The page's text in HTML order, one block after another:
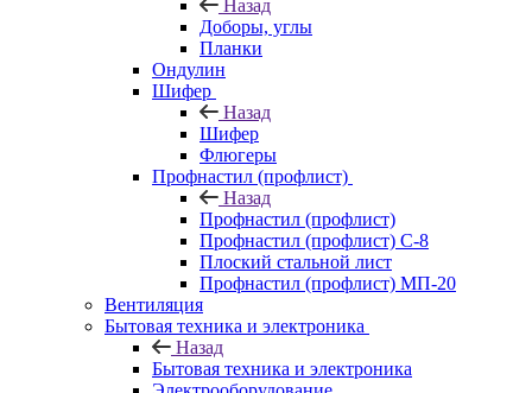
Назад
Доборы, углы
Планки
Ондулин
Шифер
Назад
Шифер
Флюгеры
Профнастил (профлист)
Назад
Профнастил (профлист)
Профнастил (профлист) С-8
Плоский стальной лист
Профнастил (профлист) МП-20
Вентиляция
Бытовая техника и электроника
Назад
Бытовая техника и электроника